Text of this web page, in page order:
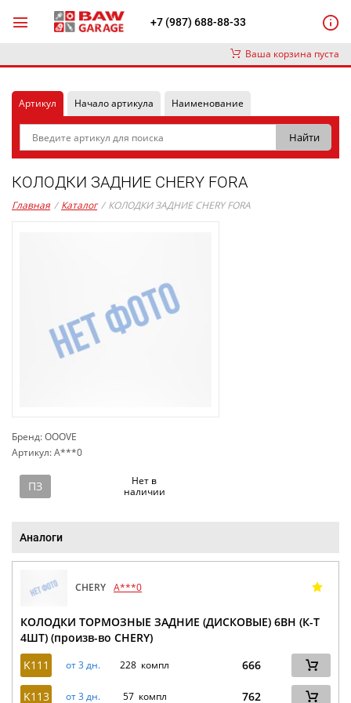
+7 (987) 688-88-33
Ваша корзина пуста
Артикул Начало артикула Наименование
КОЛОДКИ ЗАДНИЕ CHERY FORA
Главная / Каталог / КОЛОДКИ ЗАДНИЕ CHERY FORA
Бренд: OOOVE
Артикул: A***0
ПЗ
Нет в
наличии
Аналоги
CHERY A***0
КОЛОДКИ ТОРМОЗНЫЕ ЗАДНИЕ (ДИСКОВЫЕ) 6BH (К-Т
4ШТ) (произв-во CHERY)
K111
от 3 дн. 228 компл 666
K113 от 3 дн. 57 компл 762